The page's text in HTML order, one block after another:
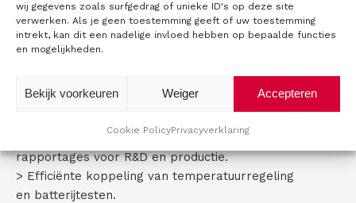
wij gegevens zoals surfgedrag of unieke ID's op deze site
verwerken. Als je geen toestemming geeft of uw toestemming
intrekt, kan dit een nadelige invloed hebben op bepaalde functies
en mogelijkheden.
Accepteren
Weiger
Bekijk voorkeuren
Cookie PolicyPrivacyverklaring
BTS‑software en functies
De BTS‑software combineert de hardware met
instellingen en testdata worden geïntegreerd in
> Gecentraliseerd databeheer met uitgebreide
rapportages voor R&D en productie.
> Efficiënte koppeling van temperatuurregeling
en batterijtesten.